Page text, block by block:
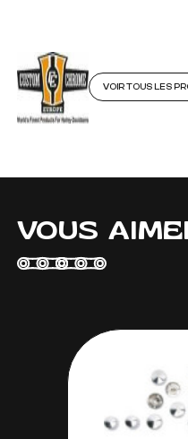
VOIR TOUS LES
VOUS